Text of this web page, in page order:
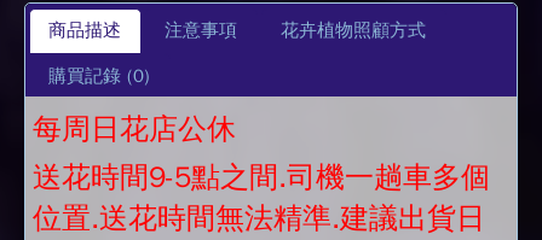
商品描述 注意事項
花卉植物照顧方式
購買記錄(0)
每周日花店公休
送花時間9-5點之間.司機一趟車多個
位置.送花時間無法精準.建議出貨日